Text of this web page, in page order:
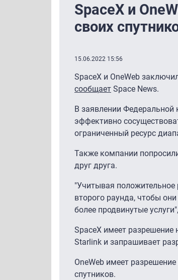
SpaceX и
своих
15.06.2022 15:56
SpaceX и OneWeb
сообщает Space News.
В заявлении Федеральной
эффективно
ограниченный ресурс
Также компании
друг друга.
"Учитывая
второго раунда, чтобы
более продвинутые
SpaceX имеет разрешение
Starlink и запрашивает
OneWeb имеет
спутников.